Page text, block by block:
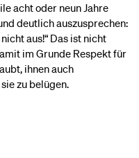
acht oder neun Jahre
deutlich auszusprechen:
aus!“ Das ist nicht
im Grunde Respekt für
ihnen auch
zu belügen.